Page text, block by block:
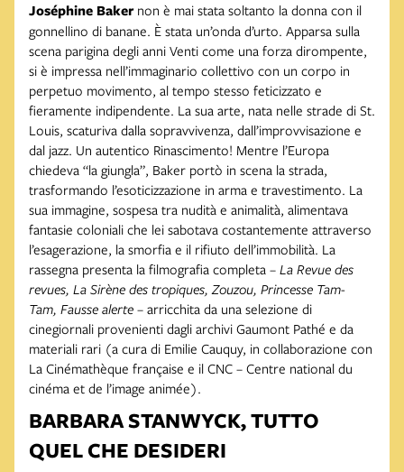
Joséphine Bakernon è mai stata soltanto la donna con il
gonnellino di banane. È stata un’onda d’urto. Apparsa sulla
scena parigina degli anni Venti come una forza dirompente,
si è impressa nell’immaginario collettivo con un corpo in
perpetuo movimento, al tempo stesso feticizzato e
fieramente indipendente. La sua arte, nata nelle strade di St.
Louis, scaturiva dalla sopravvivenza, dall’improvvisazione e
dal jazz. Un autentico Rinascimento! Mentre l’Europa
chiedeva “la giungla”, Baker portò in scena la strada,
trasformando l’esoticizzazione in arma e travestimento. La
sua immagine, sospesa tra nudità e animalità, alimentava
fantasie coloniali che lei sabotava costantemente attraverso
l’esagerazione, la smorfia e il rifiuto dell’immobilità. La
rassegna presenta la filmografia completa – La Revue des
revues, La Sirène des tropiques, Zouzou, Princesse Tam-
Tam, Fausse alerte – arricchita da una selezione di
cinegiornali provenienti dagli archivi Gaumont Pathé e da
materiali rari (a cura di Emilie Cauquy, in collaborazione con
La Cinémathèque française e il CNC – Centre national du
cinéma et de l’image animée).
BARBARA STANWYCK, TUTTO
QUEL CHE DESIDERI